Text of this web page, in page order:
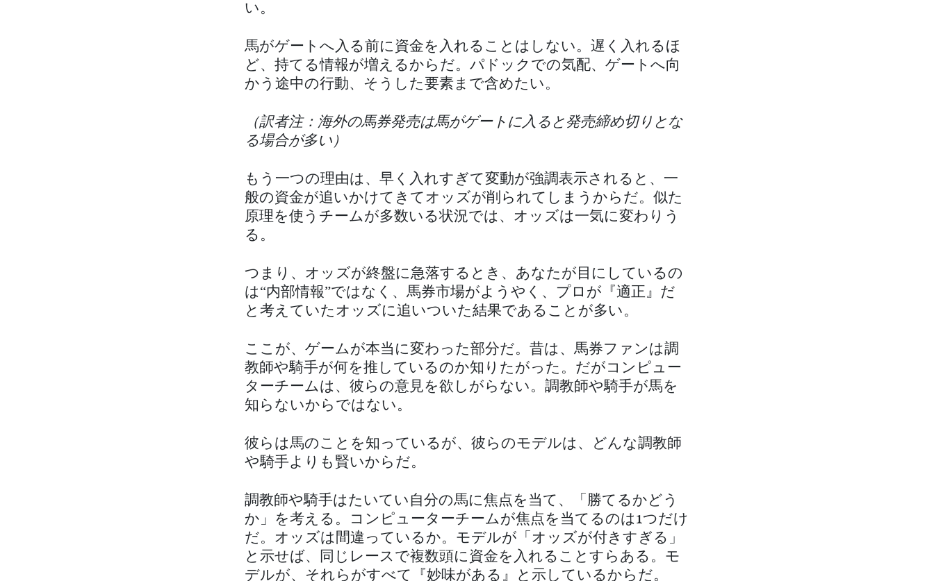
い。
馬がゲートへ入る前に資金を入れることはしない。遅く入れるほ
ど、持てる情報が増えるからだ。パドックでの気配、ゲートへ向
かう途中の行動、そうした要素まで含めたい。
（訳者注：海外の馬券発売は馬がゲートに入ると発売締め切りとな
る場合が多い）
もう一つの理由は、早く入れすぎて変動が強調表示されると、一
般の資金が追いかけてきてオッズが削られてしまうからだ。似た
原理を使うチームが多数いる状況では、オッズは一気に変わりう
る。
つまり、オッズが終盤に急落するとき、あなたが目にしているの
は“内部情報”ではなく、馬券市場がようやく、プロが『適正』だ
と考えていたオッズに追いついた結果であることが多い。
ここが、ゲームが本当に変わった部分だ。昔は、馬券ファンは調
教師や騎手が何を推しているのか知りたがった。だがコンピュー
ターチームは、彼らの意見を欲しがらない。調教師や騎手が馬を
知らないからではない。
彼らは馬のことを知っているが、彼らのモデルは、どんな調教師
や騎手よりも賢いからだ。
調教師や騎手はたいてい自分の馬に焦点を当て、「勝てるかどう
か」を考える。コンピューターチームが焦点を当てるのは1つだけ
だ。オッズは間違っているか。モデルが「オッズが付きすぎる」
と示せば、同じレースで複数頭に資金を入れることすらある。モ
デルが、それらがすべて『妙味がある』と示しているからだ。